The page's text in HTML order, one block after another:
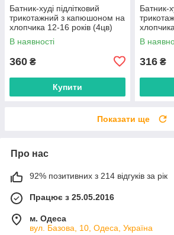
Батник-худі підлітковий
трикотажний з капюшоном на
хлопчика 12-16 років (4цв)
"MIX" недорого від прямого
постачальника
В наявності
360 ₴
Купити
Батник-
"MIX"
В
316 ₴
Показати ще
Про нас
92% позитивних з 214 відгуків за рік
Працює з 25.05.2016
м. Одеса
вул. Базова, 10, Одеса, Україна